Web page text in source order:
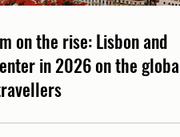
on the rise: Lisbon and
in 2026 on the